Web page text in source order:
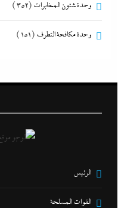
وحدة شئون المخابرات (352)
وحدة مكافحة التطرف (151)
الرئيس
القوات المسلحة